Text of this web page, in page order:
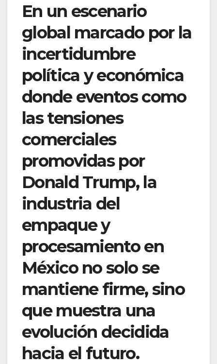
En un escenario
global marcado por la
incertidumbre
política y económica
donde eventos como
las tensiones
comerciales
promovidas por
Donald Trump, la
industria del
empaque y
procesamiento en
México no solo se
mantiene firme, sino
que muestra una
evolución decidida
hacia el futuro.